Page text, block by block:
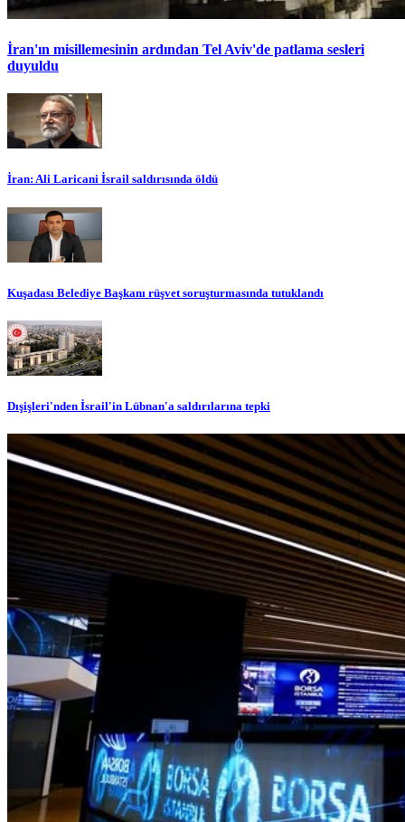
İran'ın misillemesinin ardından Tel Aviv'de patlama sesleri
duyuldu
İran: Ali Laricani İsrail saldırısında öldü
Kuşadası Belediye Başkanı rüşvet soruşturmasında tutuklandı
Dışişleri'nden İsrail'in Lübnan'a saldırılarına tepki